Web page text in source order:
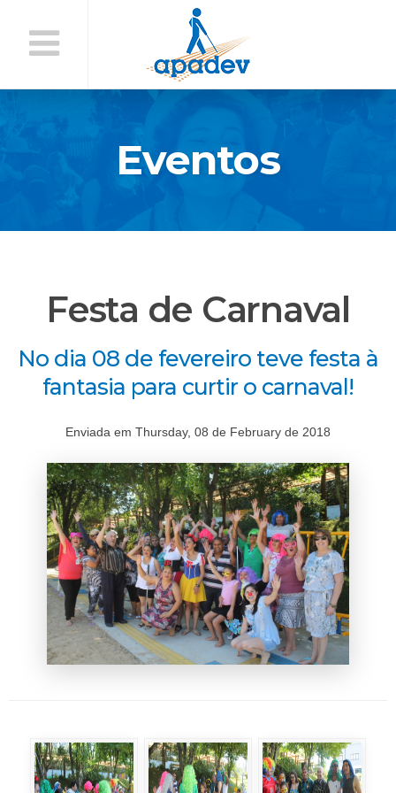
Conteúdo
Eventos
Festa de Carnaval
No dia 08 de fevereiro teve festa à
fantasia para curtir o carnaval!
Enviada em Thursday, 08 de February de 2018